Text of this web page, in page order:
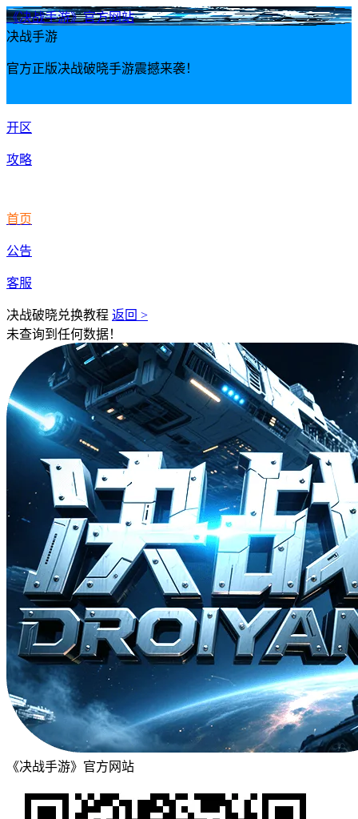
《决战手游》官方网站
决战手游
官方正版决战破晓手游震撼来袭！
开区
攻略
首页
公告
客服
决战破晓兑换教程 返回 >
未查询到任何数据！
《决战手游》官方网站